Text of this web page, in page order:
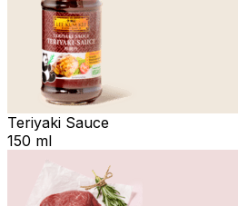
Teriyaki Sauce
150 ml